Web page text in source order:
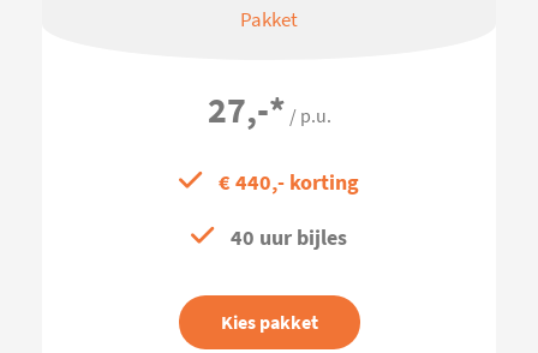
Pakket
27,-* / p.u.
€ 440,- korting
40 uur bijles
Kies pakket